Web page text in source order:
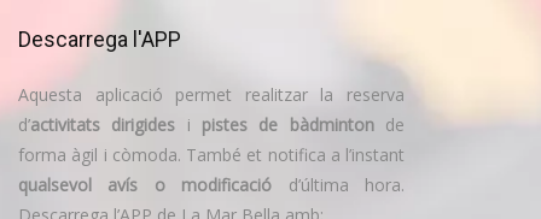
Descarrega l'APP
Aquesta aplicació permet realitzar la reserva
d’activitats dirigides i pistes de bàdmintonde
forma àgil i còmoda. També et notifica a l’instant
qualsevol avís o modificació d’última hora.
Descarrega l’APP de La Mar Bella amb: